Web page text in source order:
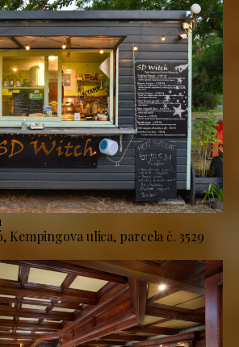
Kempingova ulica, parcela č. 3529